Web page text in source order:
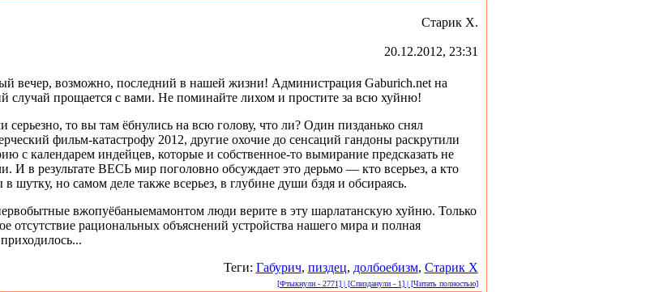
Старик Х.
20.12.2012, 23:31
вечер, возможно, последний в нашей жизни! Администрация Gaburich.net на
случай прощается с вами. Не поминайте лихом и простите за всю хуйню!
серьезно, то вы там ёбнулись на всю голову, что ли? Один пизданько снял
фильм-катастрофу 2012, другие охочие до сенсаций гандоны раскрутили
с календарем индейцев, которые и собственное-то вымирание предсказать не
И в результате ВЕСЬ мир поголовно обсуждает это дерьмо — кто всерьез, а кто
в шутку, но самом деле также всерьез, в глубине души бздя и обсираясь.
вжопуёбаныемамонтом люди верите в эту шарлатанскую хуйню. Только
отсутствие рациональных объяснений устройства нашего мира и полная
Теги: Габурич, пиздец, долбоебизм, Старик Х
[Фтыкнули - 2771] | [Спизданули - 1] | [Читать полностью]